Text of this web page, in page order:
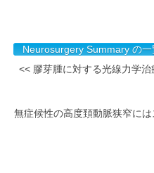
Neurosurgery Summary の一
<< 膠芽腫に対する光線力学
無症候性の高度頚動脈狭窄に